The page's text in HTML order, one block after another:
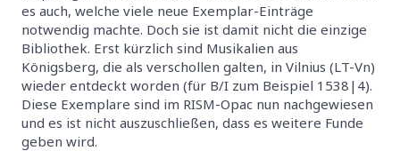
es auch, welche viele neue Exemplar-Einträge
notwendig machte. Doch sie ist damit nicht die einzige
Bibliothek. Erst kürzlich sind Musikalien aus
Königsberg, die als verschollen galten, in Vilnius (LT-Vn)
wieder entdeckt worden (für B/I zum Beispiel 1538|4).
Diese Exemplare sind im RISM-Opac nun nachgewiesen
und es ist nicht auszuschließen, dass es weitere Funde
geben wird.